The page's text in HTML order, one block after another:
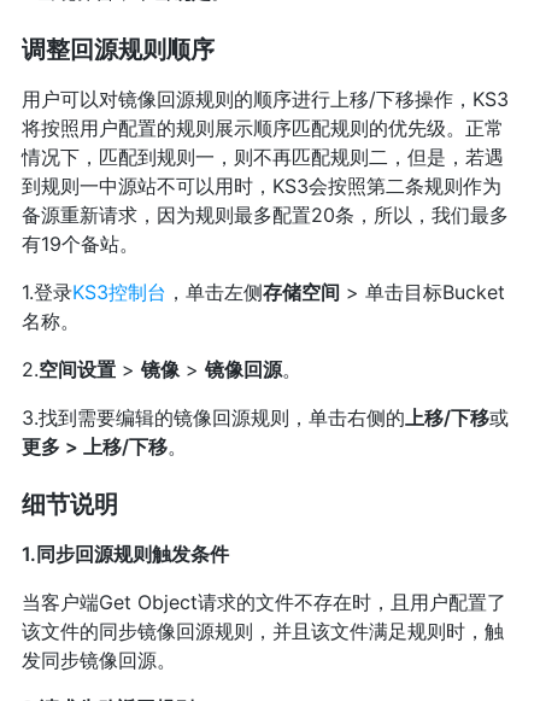
调整回源规则顺序
用户可以对镜像回源规则的顺序进行上移/下移操作，KS3
将按照用户配置的规则展示顺序匹配规则的优先级。正常
情况下，匹配到规则一，则不再匹配规则二，但是，若遇
到规则一中源站不可以用时，KS3会按照第二条规则作为
备源重新请求，因为规则最多配置20条，所以，我们最多
有19个备站。
1.登录KS3控制台 ，单击左侧存储空间 > 单击目标Bucket
名称。
2.空间设置> 镜像 > 镜像回源。
3.找到需要编辑的镜像回源规则，单击右侧的 上移/下移或
更多 > 上移/下移。
细节说明
1.同步回源规则触发条件
当客户端Get Object请求的文件不存在时，且用户配置了
该文件的同步镜像回源规则，并且该文件满足规则时，触
发同步镜像回源。